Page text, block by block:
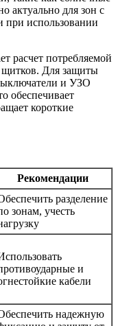
актуально для зон с
при использовании
расчет потребляемой
щитков. Для защиты
и УЗО
обеспечивает
короткие
Рекомендации
разделение
зонам, учесть
и
кабели
надежную